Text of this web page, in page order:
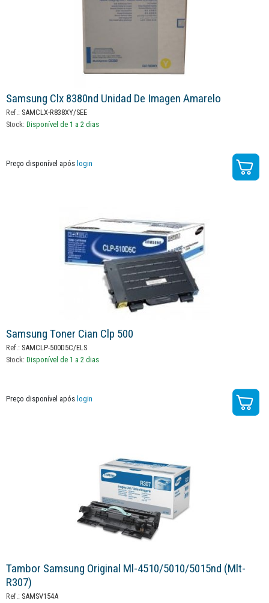
Samsung Clx 8380nd Unidad De Imagen Amarelo
Ref.: SAMCLX-R838XY/SEE
Stock: Disponível de 1 a 2 dias
Preço disponível após login
Samsung Toner Cian Clp 500
Ref.: SAMCLP-500D5C/ELS
Stock: Disponível de 1 a 2 dias
Preço disponível após login
Tambor Samsung Original Ml-4510/5010/5015nd (mlt-
R307)
Ref.: SAMSV154A